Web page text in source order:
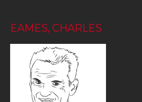
EAMES, CHARLES